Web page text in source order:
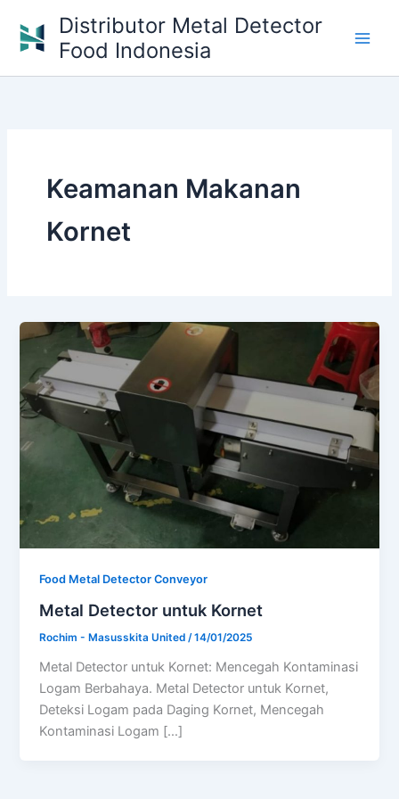
content
Distributor Metal Detector
Food Indonesia
Keamanan Makanan
Kornet
Food Metal Detector Conveyor
Metal Detector untuk Kornet
Rochim - Masusskita United /14/01/2025
Metal Detector untuk Kornet: Mencegah Kontaminasi
Logam Berbahaya. Metal Detector untuk Kornet,
Deteksi Logam pada Daging Kornet, Mencegah
Kontaminasi Logam […]